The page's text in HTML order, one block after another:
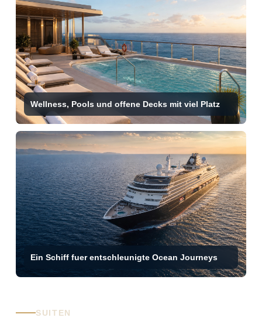
Wellness, Pools und offene Decks mit viel Platz
Ein Schiff fuer entschleunigte Ocean Journeys
SUITEN